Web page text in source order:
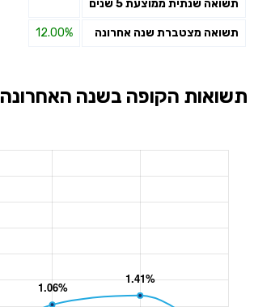
תשואה שנתית ממוצעת 5 שנים
תשואה מצטברת שנה אחרונה 12.00%
תשואות הקופה בשנה האחרונה